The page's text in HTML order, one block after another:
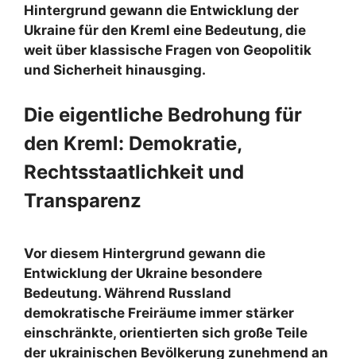
Hintergrund gewann die Entwicklung der
Ukraine für den Kreml eine Bedeutung, die
weit über klassische Fragen von Geopolitik
und Sicherheit hinausging.
Die eigentliche Bedrohung für
den Kreml: Demokratie,
Rechtsstaatlichkeit und
Transparenz
Vor diesem Hintergrund gewann die
Entwicklung der Ukraine besondere
Bedeutung. Während Russland
demokratische Freiräume immer stärker
einschränkte, orientierten sich große Teile
der ukrainischen Bevölkerung zunehmend an